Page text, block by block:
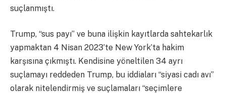
suçlanmıştı.
Trump, “sus payı” ve buna ilişkin kayıtlarda sahtekarlık
yapmaktan 4 Nisan 2023’te New York’ta hakim
karşısına çıkmıştı. Kendisine yöneltilen 34 ayrı
suçlamayı reddeden Trump, bu iddiaları “siyasi cadı avı”
olarak nitelendirmiş ve suçlamaları “seçimlere